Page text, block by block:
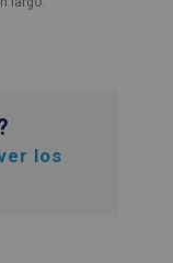
los